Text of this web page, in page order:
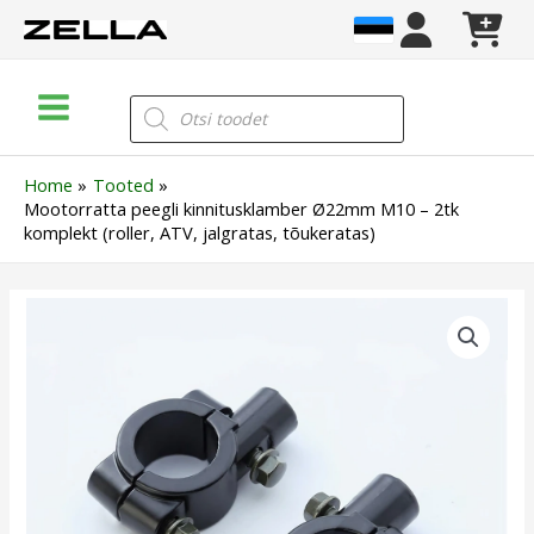
Menu
Products
search
Home
Tooted
Mootorratta peegli kinnitusklamber Ø22mm M10 – 2tk
komplekt (roller, ATV, jalgratas, tõukeratas)
komplekt